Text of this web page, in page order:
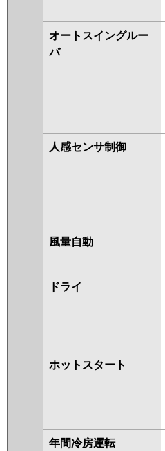
PLZ-
PLZ-
PLZ-
RCI-
RCI-
RCI-
RCI-
RCI-
osj
rakuri-na
PA-
PA-
P50U7HN
オートスイングルー
バ
人感センサ制御
風量自動
ドライ
ホットスタート
年間冷房運転